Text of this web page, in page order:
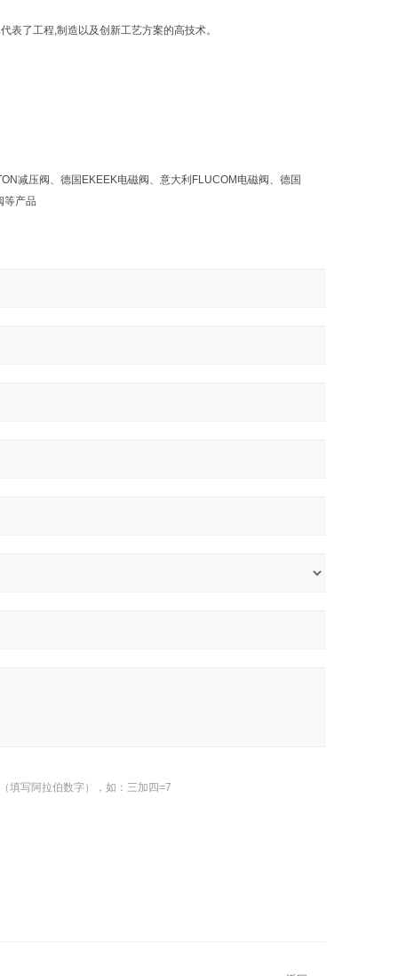
表了工程,制造以及创新工艺方案的高技术。
减压阀、德国EKEEK电磁阀、意大利FLUCOM电磁阀、德国
等产品
填写阿拉伯数字），如：三加四=7